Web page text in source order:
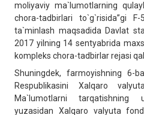
moliyaviy ma`lumotlarning
chora-tadbirlari to`g`risida”gi
ta`minlash maqsadida Davlat
2017 yilning 14 sentyabrida
kompleks chora-tadbirlar rejasi
Shuningdek, farmoyishning 6-
Respublikasini Xalqaro
Ma`lumotlarni tarqatishning
yuzasidan Xalqaro valyuta